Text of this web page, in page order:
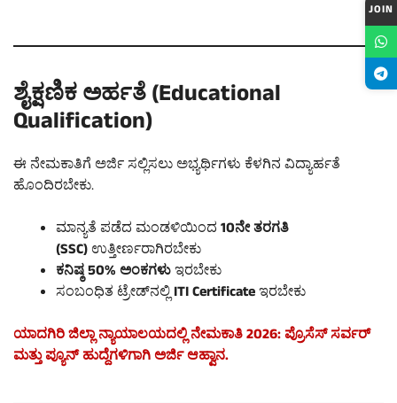
ಶೈಕ್ಷಣಿಕ ಅರ್ಹತೆ (Educational
Qualification)
ಈ ನೇಮಕಾತಿಗೆ ಅರ್ಜಿ ಸಲ್ಲಿಸಲು ಅಭ್ಯರ್ಥಿಗಳು ಕೆಳಗಿನ ವಿದ್ಯಾರ್ಹತೆ
ಹೊಂದಿರಬೇಕು.
ಮಾನ್ಯತೆ ಪಡೆದ ಮಂಡಳಿಯಿಂದ10ನೇ ತರಗತಿ
(SSC)ಉತ್ತೀರ್ಣರಾಗಿರಬೇಕು
ಕನಿಷ್ಠ 50% ಅಂಕಗಳುಇರಬೇಕು
ಸಂಬಂಧಿತ ಟ್ರೇಡ್‌ನಲ್ಲಿITI Certificateಇರಬೇಕು
ಯಾದಗಿರಿ ಜಿಲ್ಲಾ ನ್ಯಾಯಾಲಯದಲ್ಲಿ ನೇಮಕಾತಿ 2026: ಪ್ರೊಸೆಸ್ ಸರ್ವರ್
ಮತ್ತು ಪ್ಯೂನ್ ಹುದ್ದೆಗಳಿಗಾಗಿ ಅರ್ಜಿ ಆಹ್ವಾನ.
JOIN